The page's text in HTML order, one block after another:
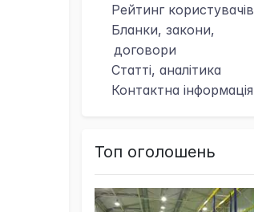
Рейтинг користувачів
Бланки, закони,
договори
Статті, аналітика
Контактна інформація
Топ оголошень